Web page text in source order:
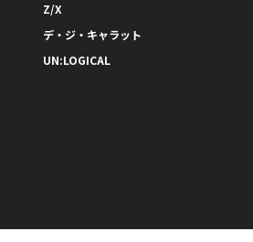
Z/X
デ・ジ・キャラット
UN:LOGICAL